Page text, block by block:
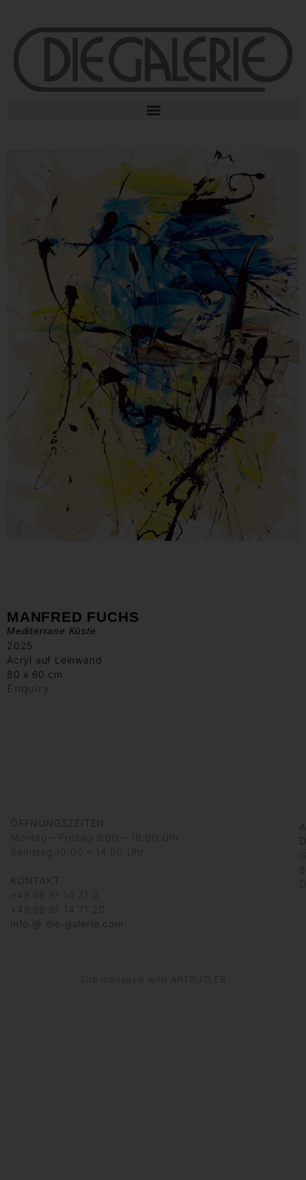
MANFRED FUCHS
Mediterrane Küste
2025
Acryl auf Leinwand
80 x 60 cm
Enquiry
ÖFFNUNGSZEITEN
Montag – Freitag 9:00 – 18:00 Uhr
Samstag 10:00 – 14:00 Uhr
KONTAKT
+49 69 97 14 71 0
+49 69 97 14 71 20
info @ die-galerie.com
Site managed with ARTBUTLER